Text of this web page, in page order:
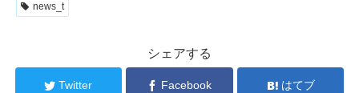
news_t
シェアする
Twitter Facebook はてブ